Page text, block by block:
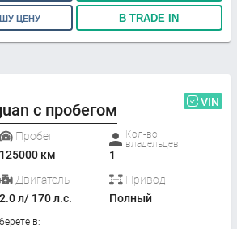
ЦЕНУ В TRADE IN
с пробегом VIN
Пробег
125000 км
Кол-во
владельцев
1
Двигатель
2.0 л/ 170 л.с.
Привод
Полный
в: